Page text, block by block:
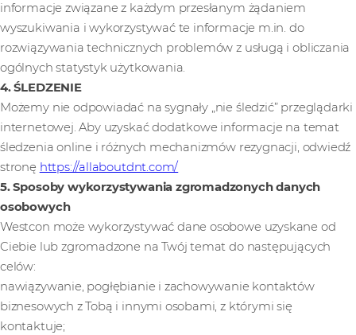
informacje związane z każdym przesłanym żądaniem
wyszukiwania i wykorzystywać te informacje m.in. do
rozwiązywania technicznych problemów z usługą i obliczania
ogólnych statystyk użytkowania.
4. ŚLEDZENIE
Możemy nie odpowiadać na sygnały „nie śledzić” przeglądarki
internetowej. Aby uzyskać dodatkowe informacje na temat
śledzenia online i różnych mechanizmów rezygnacji, odwiedź
stronę https://allaboutdnt.com/
5. Sposoby wykorzystywania zgromadzonych danych
osobowych
Westcon może wykorzystywać dane osobowe uzyskane od
Ciebie lub zgromadzone na Twój temat do następujących
celów:
nawiązywanie, pogłębianie i zachowywanie kontaktów
biznesowych z Tobą i innymi osobami, z którymi się
kontaktuje;